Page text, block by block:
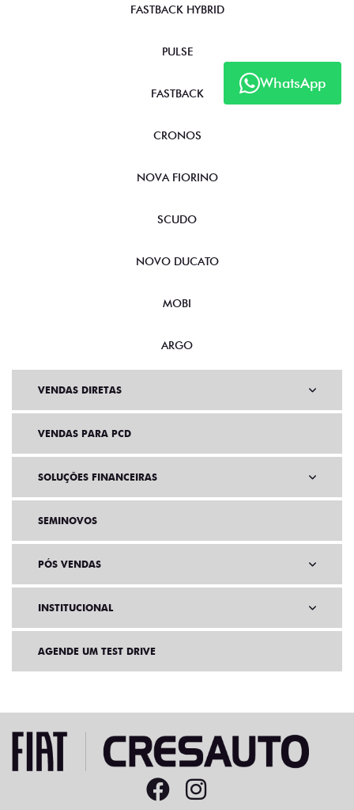
WhatsApp
FASTBACK HYBRID
PULSE
FASTBACK
CRONOS
NOVA FIORINO
SCUDO
NOVO DUCATO
MOBI
ARGO
VENDAS DIRETAS
VENDAS PARA PCD
SOLUÇÕES FINANCEIRAS
SEMINOVOS
PÓS VENDAS
INSTITUCIONAL
AGENDE UM TEST DRIVE